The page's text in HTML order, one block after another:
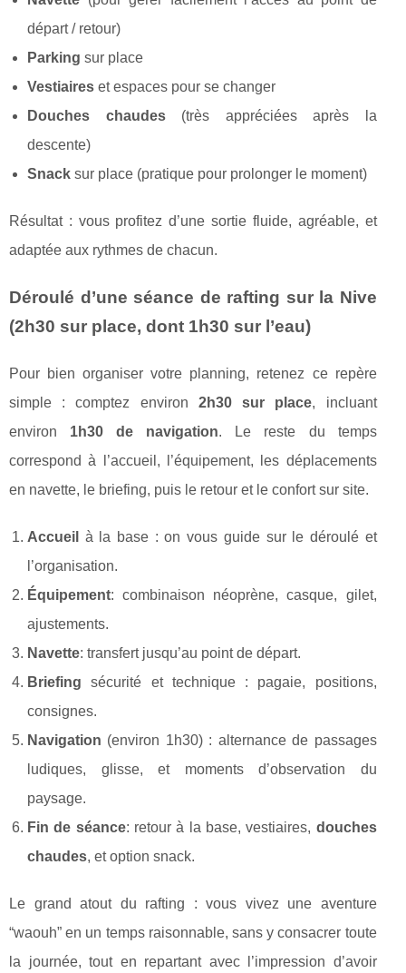
départ / retour)
Parking sur place
Vestiaires et espaces pour se changer
Douches chaudes(très appréciées après la
descente)
Snack sur place (pratique pour prolonger le moment)
Résultat : vous profitez d’une sortie fluide, agréable, et
adaptée aux rythmes de chacun.
Déroulé d’une séance de rafting sur la Nive
(2h30 sur place, dont 1h30 sur l’eau)
Pour bien organiser votre planning, retenez ce repère
simple : comptez environ 2h30 sur place, incluant
environ 1h30 de navigation. Le reste du temps
correspond à l’accueil, l’équipement, les déplacements
en navette, le briefing, puis le retour et le confort sur site.
Accueil
à la base : on vous guide sur le déroulé et
l’organisation.
Équipement: combinaison néoprène, casque, gilet,
ajustements.
Navette: transfert jusqu’au point de départ.
Briefing sécurité et technique : pagaie, positions,
consignes.
Navigation (environ 1h30) : alternance de passages
ludiques, glisse, et moments d’observation du
paysage.
Fin de séance: retour à la base, vestiaires, douches
chaudes, et option snack.
Le grand atout du rafting : vous vivez une aventure
“waouh” en un temps raisonnable, sans y consacrer toute
la journée, tout en repartant avec l’impression d’avoir